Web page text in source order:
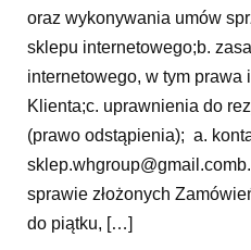
oraz wykonywania umów
sklepu internetowego;b.
internetowego, w tym
Klienta;c. uprawnienia do
(prawo odstąpienia); a.
sprawie złożonych
do piątku, […]